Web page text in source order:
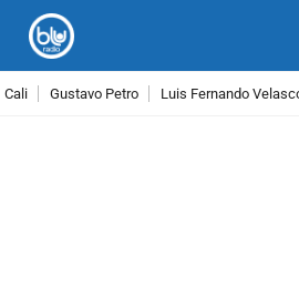
Cali Gustavo Petro Luis Fernando